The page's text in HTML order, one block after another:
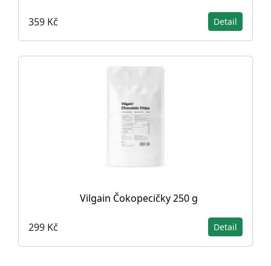
359 Kč Detail
Vilgain Čokopecičky 250 g
299 Kč Detail